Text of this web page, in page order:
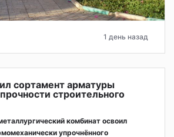
1 день назад
сортамент арматуры
строительного
комбинат освоил
упрочнённого